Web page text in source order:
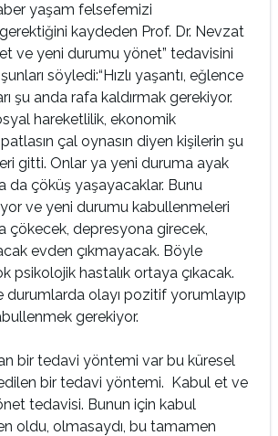
yaşam felsefemizi
kaydeden Prof. Dr. Nevzat
ve yeni durumu yönet” tedavisini
söyledi:“Hızlı yaşantı, eğlence
şu anda rafa kaldırmak gerekiyor.
hareketlilik, ekonomik
çal oynasın diyen kişilerin şu
gitti. Onlar ya yeni duruma ayak
da çöküş yaşayacaklar. Bunu
ve yeni durumu kabullenmeleri
çökecek, depresyona girecek,
evden çıkmayacak. Böyle
psikolojik hastalık ortaya çıkacak.
durumlarda olayı pozitif yorumlayıp
gerekiyor.
bir tedavi yöntemi var bu küresel
bir tedavi yöntemi. Kabul et ve
tedavisi. Bunun için kabul
oldu, olmasaydı, bu tamamen